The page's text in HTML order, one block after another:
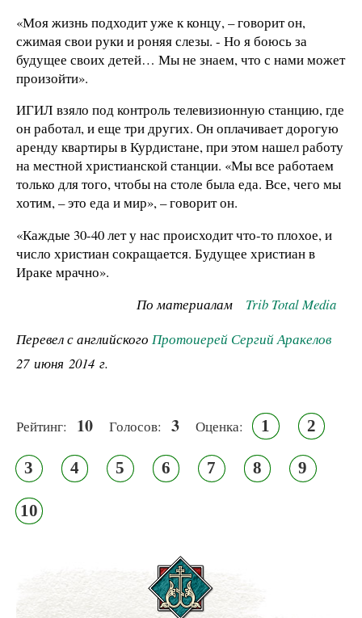
«Моя жизнь подходит уже к концу, – говорит он,
сжимая свои руки и роняя слезы. - Но я боюсь за
будущее своих детей… Мы не знаем, что с нами может
произойти».
ИГИЛ взяло под контроль телевизионную станцию, где
он работал, и еще три других. Он оплачивает дорогую
аренду квартиры в Курдистане, при этом нашел работу
на местной христианской станции. «Мы все работаем
только для того, чтобы на столе была еда. Все, чего мы
хотим, – это еда и мир», – говорит он.
«Каждые 30-40 лет у нас происходит что-то плохое, и
число христиан сокращается. Будущее христиан в
Ираке мрачно».
По материалам
Trib TotalMedia
Перевел с английского Протоиерей Сергий Аракелов
27 июня 2014 г.
Рейтинг: 10 Голосов: 3 Оценка: 1 2
3 4 5 6 7 8 9
10